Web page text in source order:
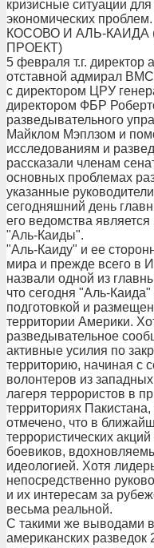
кризисные ситуации
экономических проблем.
КОСОВО И АЛЬ-
ПРОЕКТ)
5 февраля т.г. директор
отставной адмирал
с директором ЦРУ
директором ФБР
разведывательного
Майклом Мэплзом и
исследованиям и
рассказали членам
основных проблемах
указанные
сегодняшний день
его ведомства
"Аль-Каиды".
"Аль-Каиду" и ее
мира и прежде всего в
назвали одной из
что сегодня "Аль-
подготовкой и
территории Америки.
разведывательное
активные усилия по
территорию, начиная с
волонтеров из
лагеря террористов в
территориях
отмечено, что в
террористических
боевиков,
идеологией. Хотя
непосредственно
и их интересам за
весьма реальной.
С такими же выводами
американских